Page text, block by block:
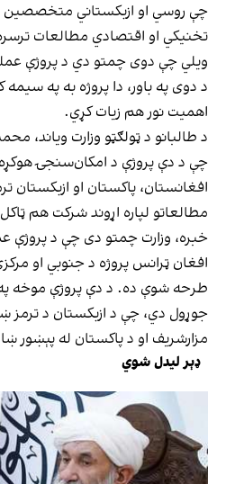
چې روسي او ازبکستاني متخصصین
تخنیکي او اقتصادي مطالعات
ویلي چې دوی چمتو دي د پروژې
د دوی په باور، دا پروژه به په
اهمیت نور هم زیات کړي.
د طالبانو د ټولګټو وزارت ویاند،
چې د دې پروژې د امکان‌سنجۍ
افغانستان، پاکستان او ازبکستان
مطالعاتو لپاره اړوند شرکت هم
خبره، وزارت چمتو دی چې د پروژې
افغان ټرانس پروژه د جنوبي او
طرحه شوې ده. د دې پروژې موخه په
جوړول دي، چې د ازبکستان د ترمز
مزارشریف او د پاکستان له پېښور
ډېر لیدل شوي